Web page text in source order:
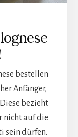
bestellen
Anfänger,
bezieht
nicht auf die
sein dürfen.